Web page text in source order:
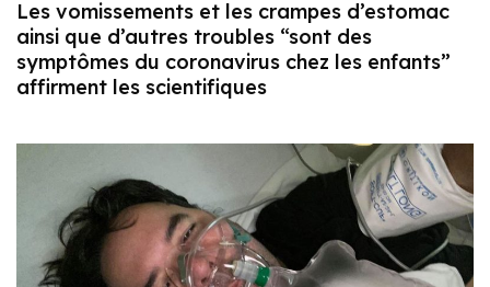
Les vomissements et les crampes d’estomac
ainsi que d’autres troubles “sont des
symptômes du coronavirus chez les enfants”
affirment les scientifiques